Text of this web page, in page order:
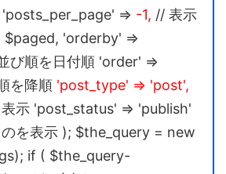
'posts_per_page' => -1, // 表示
$paged, 'orderby' =>
び順を日付順 'order' =>
を降順 'post_type' => 'post',
示 'post_status' => 'publish'
を表示 ); $the_query = new
if ( $the_query-